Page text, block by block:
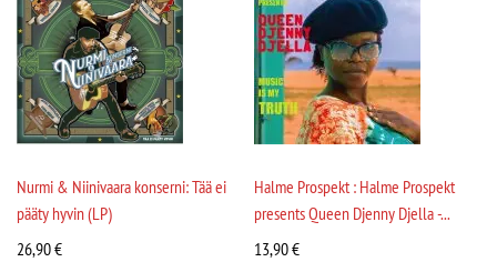
Nurmi & Niinivaara konserni: Tää ei
pääty hyvin (LP)
26,90€
Halme Prospekt : Halme Prospekt
presents Queen Djenny Djella -...
13,90€